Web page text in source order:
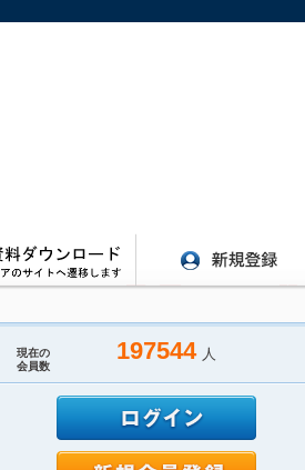
現在の
会員数
197544 人